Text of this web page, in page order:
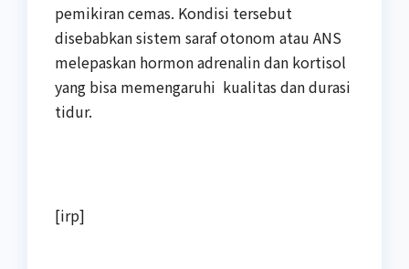
pemikiran cemas. Kondisi tersebut
disebabkan sistem saraf otonom atau ANS
melepaskan hormon adrenalin dan kortisol
yang bisa memengaruhi kualitas dan durasi
tidur.
[irp]